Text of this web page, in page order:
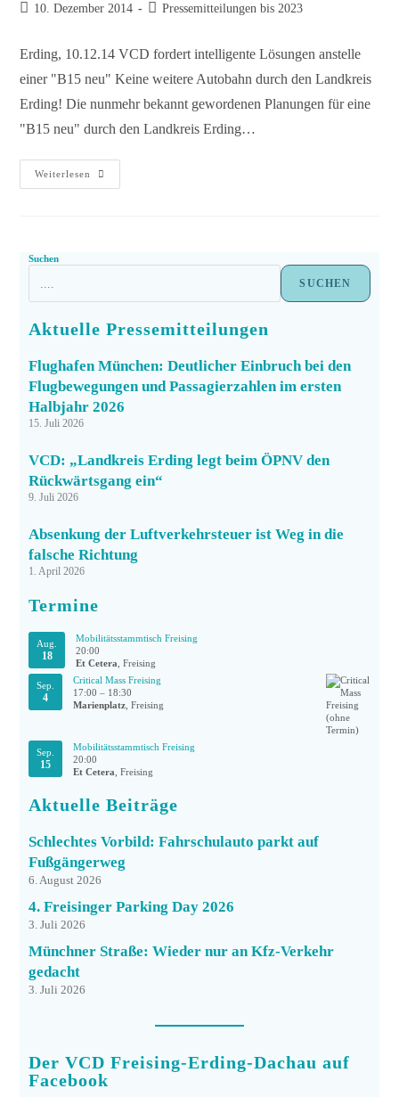
10. Dezember 2014 Pressemitteilungen bis 2023
Erding, 10.12.14 VCD fordert intelligente Lösungen anstelle
einer "B15 neu" Keine weitere Autobahn durch den Landkreis
Erding! Die nunmehr bekannt gewordenen Planungen für eine
"B15 neu" durch den Landkreis Erding…
Weiterlesen
Suchen
SUCHEN
Aktuelle Pressemitteilungen
Flughafen München: Deutlicher Einbruch bei den
Flugbewegungen und Passagierzahlen im ersten
Halbjahr 2026
15. Juli 2026
VCD: „Landkreis Erding legt beim ÖPNV den
Rückwärtsgang ein“
9. Juli 2026
Absenkung der Luftverkehrsteuer ist Weg in die
falsche Richtung
1. April 2026
Termine
Aug.
18
Mobilitätsstammtisch Freising
20:00
Et Cetera , Freising
Sep.
4
Critical Mass Freising
17:00 – 18:30
Marienplatz , Freising
Sep.
15
Mobilitätsstammtisch Freising
20:00
Et Cetera , Freising
Aktuelle Beiträge
Schlechtes Vorbild: Fahrschulauto parkt auf
Fußgängerweg
6. August 2026
4. Freisinger Parking Day 2026
3. Juli 2026
Münchner Straße: Wieder nur an Kfz-Verkehr
gedacht
3. Juli 2026
Der VCD Freising-Erding-Dachau auf
Facebook